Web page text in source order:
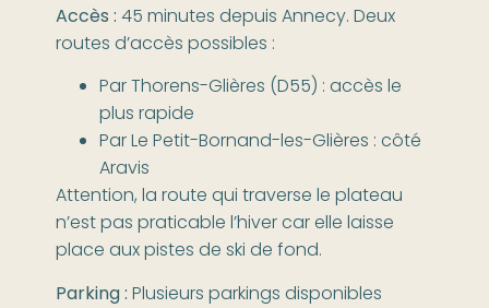
Accès :45 minutes depuis Annecy. Deux
routes d’accès possibles :
Par Thorens-Glières (D55) : accès le
plus rapide
Par Le Petit-Bornand-les-Glières : côté
Aravis
Attention, la route qui traverse le plateau
n’est pas praticable l’hiver car elle laisse
place aux pistes de ski de fond.
Parking :Plusieurs parkings disponibles